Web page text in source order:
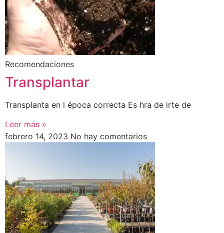
Recomendaciones
Transplantar
Transplanta en l época correcta Es hra de irte de
Leer más »
febrero 14, 2023 No hay comentarios